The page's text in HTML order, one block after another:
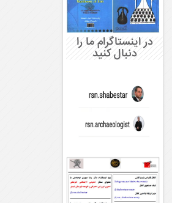
در اینستاگرام ما را
دنبال کنید